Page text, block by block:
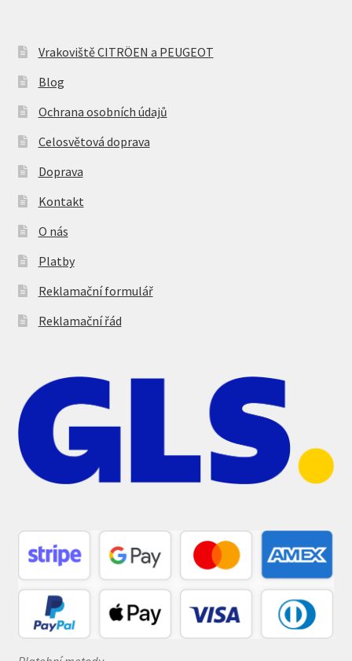
Vrakoviště CITRÖEN a PEUGEOT
Blog
Ochrana osobních údajů
Celosvětová doprava
Doprava
Kontakt
O nás
Platby
Reklamační formulář
Reklamační řád